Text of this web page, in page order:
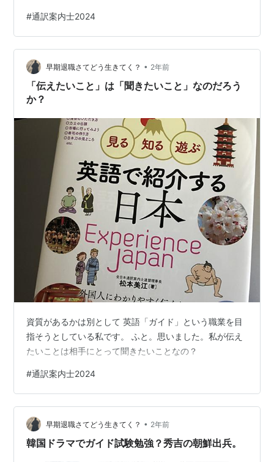
#通訳案内士2024
早期退職さてどう生きてく？ • 2年前
「伝えたいこと」は「聞きたいこと」なのだろう
か？
資質があるかは別として 英語「ガイド」という職業を目
指そうとしている私です。 ふと。思いました。私が伝え
たいことは相手にとって聞きたいことなの？
#通訳案内士2024
早期退職さてどう生きてく？ • 2年前
韓国ドラマでガイド試験勉強？秀吉の朝鮮出兵。